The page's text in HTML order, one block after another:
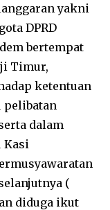
yakni
DPRD
bertempat
Timur,
ketentuan
pelibatan
dalam
Kasi
(
diduga ikut